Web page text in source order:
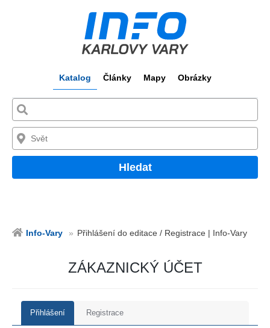
Katalog Články Mapy Obrázky
Hledat
Info-Vary Přihlášení do editace / Registrace | Info-Vary
ZÁKAZNICKÝ ÚČET
Přihlášení Registrace